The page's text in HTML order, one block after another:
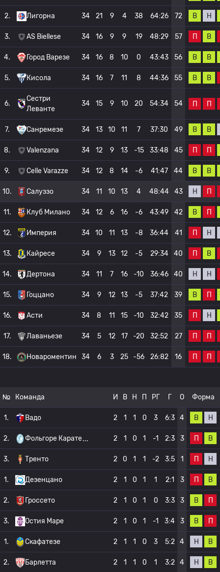
2. Лигорна 34 21 9 4 38 64:26 72 В Н
3. AS Biellese 34 16 9 9 19 48:29 57 П В
4. Город Варезе 34 16 8 10 0 43:43 56 В В
5. Кисола 34 16 7 11 8 44:36 55 В В
6.
Сестри
Леванте
34 15 9 10 20 54:34 54 П П
7. Санремезе 34 13 10 11 7 37:30 49 В В
8. Valenzana 34 12 9 13 -15 33:48 45 П П
9. Celle Varazze 34 12 8 14 -6 41:47 44 В В
10. Салуззо 34 11 10 13 4 48:44 43 Н П
11. Клуб Милано 34 12 6 16 -6 43:49 42 В П
12. Империя 34 10 11 13 -8 36:44 41 П Н
13. Кайресе 34 9 13 12 -5 29:34 40 П В
14. Дертона 34 11 7 16 -10 36:46 40 Н Н
15. Гоццано 34 9 12 13 -5 37:42 39 В П
16. Асти 34 8 11 15 -10 32:42 35 П Н
17. Лаваньезе 34 5 12 17 -20 32:52 27 П П
18. Новароментин 34 6 3 25 -56 26:82 16 П П
№ Команда И В Н П РГ Г О Форма
1. Вадо 2 1 1 0 3 6:3 4 В Н
2. Фольгоре Карате 2 1 0 1 -1 2:3 3 П В
3. Тренто 2 0 1 1 -2 3:5 1 П Н
1. Дезенцано 2 1 0 1 1 2:1 3 П В
2. Гроссето 2 1 0 1 0 3:3 3 В П
3. Остия Маре 2 1 0 1 -1 3:4 3 В П
1. Скафатезе 2 1 1 0 3 5:2 4 Н В
2. Барлетта 2 1 1 0 1 3:2 4 Н В